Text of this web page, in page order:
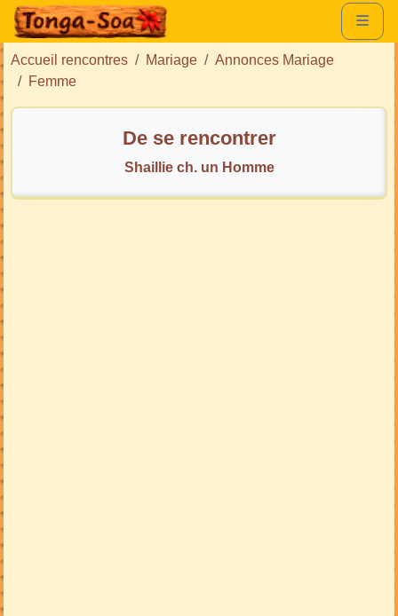
Accueil rencontres Mariage
Annonces Mariage
Femme
De se rencontrer
Shaillie ch. un Homme